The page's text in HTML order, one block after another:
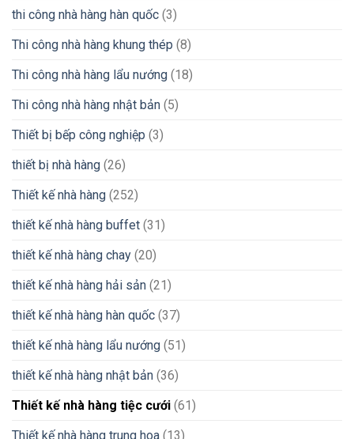
thi công nhà hàng hàn quốc (3)
Thi công nhà hàng khung thép (8)
Thi công nhà hàng lẩu nướng (18)
Thi công nhà hàng nhật bản (5)
Thiết bị bếp công nghiệp (3)
thiết bị nhà hàng (26)
Thiết kế nhà hàng (252)
thiết kế nhà hàng buffet (31)
thiết kế nhà hàng chay (20)
thiết kế nhà hàng hải sản (21)
thiết kế nhà hàng hàn quốc (37)
thiết kế nhà hàng lẩu nướng (51)
thiết kế nhà hàng nhật bản (36)
Thiết kế nhà hàng tiệc cưới (61)
Thiết kế nhà hàng trung hoa (13)